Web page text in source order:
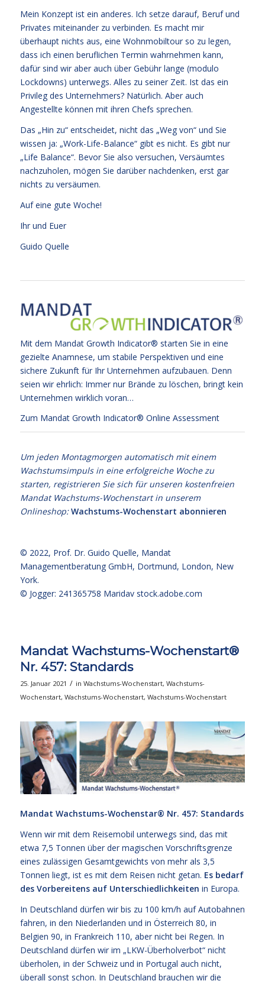
Mein Konzept ist ein anderes. Ich setze darauf, Beruf und
Privates miteinander zu verbinden. Es macht mir
überhaupt nichts aus, eine Wohnmobiltour so zu legen,
dass ich einen beruflichen Termin wahrnehmen kann,
dafür sind wir aber auch über Gebühr lange (modulo
Lockdowns) unterwegs. Alles zu seiner Zeit. Ist das ein
Privileg des Unternehmers? Natürlich. Aber auch
Angestellte können mit ihren Chefs sprechen.
Das „Hin zu“ entscheidet, nicht das „Weg von“ und Sie
wissen ja: „Work-Life-Balance“ gibt es nicht. Es gibt nur
„Life Balance“. Bevor Sie also versuchen, Versäumtes
nachzuholen, mögen Sie darüber nachdenken, erst gar
nichts zu versäumen.
Auf eine gute Woche!
Ihr und Euer
Guido Quelle
Mit dem Mandat Growth Indicator® starten Sie in eine
gezielte Anamnese, um stabile Perspektiven und eine
sichere Zukunft für Ihr Unternehmen aufzubauen. Denn
seien wir ehrlich: Immer nur Brände zu löschen, bringt kein
Unternehmen wirklich voran…
Zum Mandat Growth Indicator® Online Assessment
Um jeden Montagmorgen automatisch mit einem
Wachstumsimpuls in eine erfolgreiche Woche zu
starten, registrieren Sie sich für unseren kostenfreien
Mandat Wachstums-Wochenstart in unserem
Onlineshop:Wachstums-Wochenstart abonnieren
© 2022, Prof. Dr. Guido Quelle, Mandat
Managementberatung GmbH, Dortmund, London, New
York.
© Jogger: 241365758 Maridav stock.adobe.com
Mandat Wachstums-Wochenstart®
Nr. 457: Standards
25. Januar 2021 / in Wachstums-Wochenstart, Wachstums-
Wochenstart, Wachstums-Wochenstart, Wachstums-Wochenstart
Mandat Wachstums-Wochenstar® Nr. 457: Standards
Wenn wir mit dem Reisemobil unterwegs sind, das mit
etwa 7,5 Tonnen über der magischen Vorschriftsgrenze
eines zulässigen Gesamtgewichts von mehr als 3,5
Tonnen liegt, ist es mit dem Reisen nicht getan. Es bedarf
des Vorbereitens auf Unterschiedlichkeiten in Europa.
In Deutschland dürfen wir bis zu 100 km/h auf Autobahnen
fahren, in den Niederlanden und in Österreich 80, in
Belgien 90, in Frankreich 110, aber nicht bei Regen. In
Deutschland dürfen wir im „LKW-Überholverbot“ nicht
überholen, in der Schweiz und in Portugal auch nicht,
überall sonst schon. In Deutschland brauchen wir die